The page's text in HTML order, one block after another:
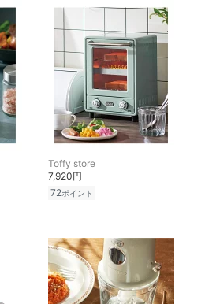
Toffy store
7,920円
72ポイント